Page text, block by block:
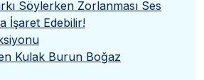
Söylerken Zorlanması Ses
İşaret Edebilir!
Kulak Burun Boğaz